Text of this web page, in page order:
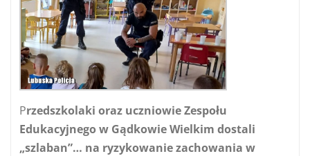
Przedszkolaki oraz uczniowie Zespołu
Edukacyjnego w Gądkowie Wielkim dostali
„szlaban”… na ryzykowanie zachowania w